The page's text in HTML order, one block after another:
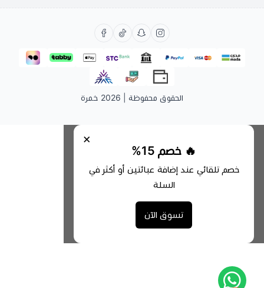
الحقوق محفوظة | 2026 خمرة
×
🔥 خصم 15%
خصم تلقائي عند إضافة عبائتين أو أكثر في
السلة
تسوق الآن